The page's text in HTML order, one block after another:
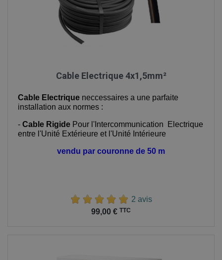
Cable Electrique 4x1,5mm²
Cable Electrique neccessaires a une parfaite
installation aux normes :
- Cable Rigide Pour l'Intercommunication Electrique
entre l'Unité Extérieure et l'Unité Intérieure
vendu par couronne de 50 m
2 avis
99,00 € TTC